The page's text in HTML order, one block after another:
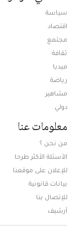
سياسة
اقتصاد
مجتمع
ثقافة
ميديا
رياضة
مشاهير
دولي
معلومات عنا
من نحن ؟
الأسئلة الأكثر طرحا
للإعلان على موقعنا
بيانات قانونية
للإتصال بنا
أرشيف